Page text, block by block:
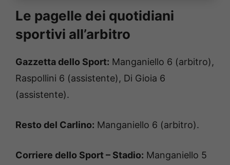
Le pagelle dei quotidiani
sportivi all’arbitro
Gazzetta dello Sport: Manganiello 6 (arbitro),
Raspollini 6 (assistente), Di Gioia 6
(assistente).
Resto del Carlino: Manganiello 6 (arbitro).
Corriere dello Sport – Stadio: Manganiello 5